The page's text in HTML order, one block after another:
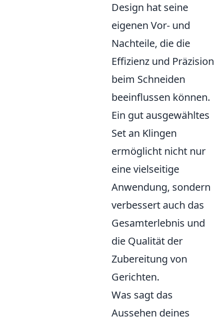
Design hat seine
eigenen Vor- und
Nachteile, die die
Effizienz und Präzision
beim Schneiden
beeinflussen können.
Ein gut ausgewähltes
Set an Klingen
ermöglicht nicht nur
eine vielseitige
Anwendung, sondern
verbessert auch das
Gesamterlebnis und
die Qualität der
Zubereitung von
Gerichten.
Was sagt das
Aussehen deines